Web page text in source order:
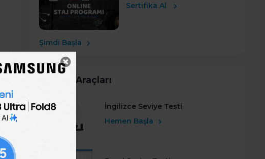
Sertifika Al
Şimdi Başla
Kariyer Araçları
İngilizce Seviye Testi
Hemen Başla